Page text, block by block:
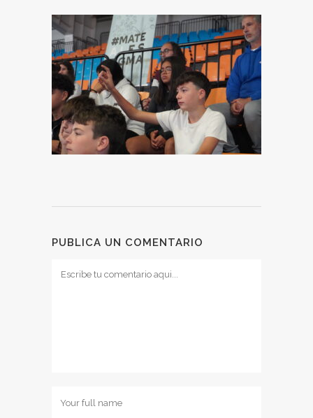
PUBLICA UN COMENTARIO